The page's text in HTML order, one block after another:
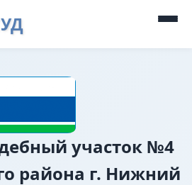
участок №4
района г. Нижний